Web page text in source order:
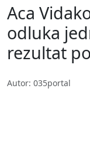
Aca
odluka
rezultat
Autor: 035portal